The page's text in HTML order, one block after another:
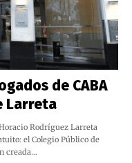
de CABA
Larreta
Rodríguez Larreta
el Colegio Público de
creada…